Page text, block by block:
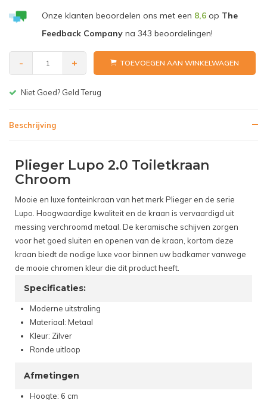
Onze klanten beoordelen ons met een 8,6op The
Feedback Companyna 343 beoordelingen!
- + TOEVOEGEN AAN WINKELWAGEN
Gratis bezorgen v.a. € 150,-(NL)
Beschrijving
Plieger Lupo 2.0 Toiletkraan
Chroom
Mooie en luxe fonteinkraan van het merk Plieger en de serie
Lupo. Hoogwaardige kwaliteit en de kraan is vervaardigd uit
messing verchroomd metaal. De keramische schijven zorgen
voor het goed sluiten en openen van de kraan, kortom deze
kraan biedt de nodige luxe voor binnen uw badkamer vanwege
de mooie chromen kleur die dit product heeft.
Specificaties:
Moderne uitstraling
Materiaal: Metaal
Kleur: Zilver
Ronde uitloop
Afmetingen
Hoogte: 6 cm